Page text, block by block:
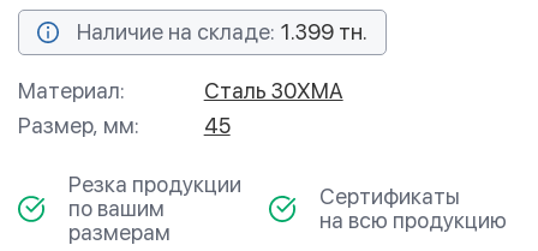
Наличие на складе: 1.399 тн.
Материал:
Сталь 30ХМА
Размер, мм:
45
Резка продукции
по вашим
размерам
Сертификаты
на всю продукцию